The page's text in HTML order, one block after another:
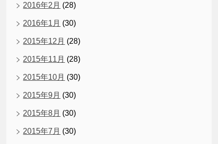
2016年2月 (28)
2016年1月 (30)
2015年12月 (28)
2015年11月 (28)
2015年10月 (30)
2015年9月 (30)
2015年8月 (30)
2015年7月 (30)